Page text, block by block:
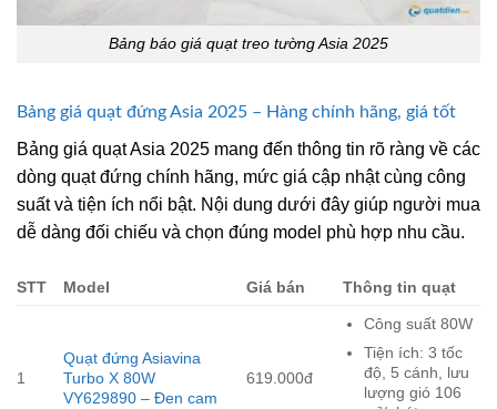
Bảng báo giá quạt treo tường Asia 2025
Bảng giá quạt đứng Asia 2025 – Hàng chính hãng, giá tốt
Bảng giá quạt Asia 2025 mang đến thông tin rõ ràng về các
dòng quạt đứng chính hãng, mức giá cập nhật cùng công
suất và tiện ích nổi bật. Nội dung dưới đây giúp người mua
dễ dàng đối chiếu và chọn đúng model phù hợp nhu cầu.
STT Model Giá bán Thông tin quạt
1
Quạt đứng Asiavina
Turbo X 80W
VY629890 – Đen cam
619.000đ
Công suất 80W
Tiện ích: 3 tốc
độ, 5 cánh, lưu
lượng gió 106